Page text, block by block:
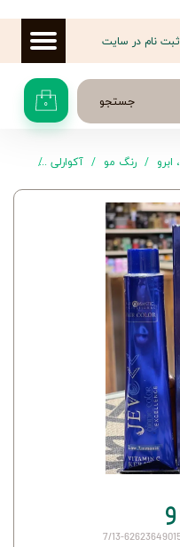
جستجو ۰
ثبت نام در سایت
رنگ مو آکوارلی